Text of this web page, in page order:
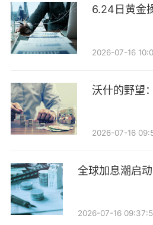
资金安排，相关债券兑付存在较
“企业终止评级的原因不能一概
从事债券发行的人士告诉记者，
展评级所需的费用。“当然，也
题了，通过终止评级进行掩饰。”
的原因大致可分为四类：一是主
维护成本；二是规避降级风险，
业基本面持续走弱、债务压力加
6.24日黄金
2026-07-16
沃什的野望
2026-07-16
全球加息潮启
2026-07-16